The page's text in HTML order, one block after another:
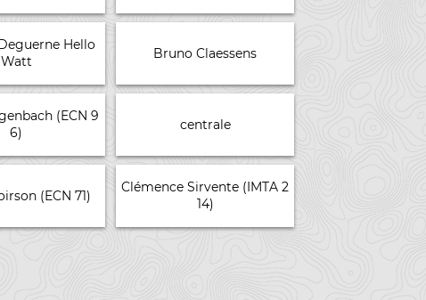
Hello
Watt
Bruno Claessens
(ECN 9
6)
centrale
(ECN 71)
Clémence Sirvente (IMTA 2
14)